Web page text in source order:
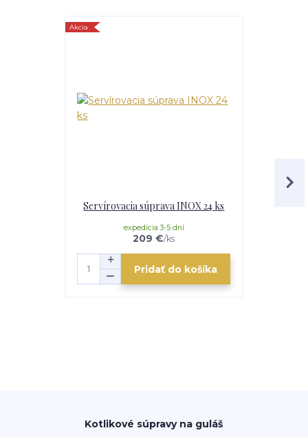
Akcia
Servírovacia súprava INOX 24 ks
209 €/ks
expedícia 3-5 dní
Pridať do košíka
Kotlikové súpravy na guláš